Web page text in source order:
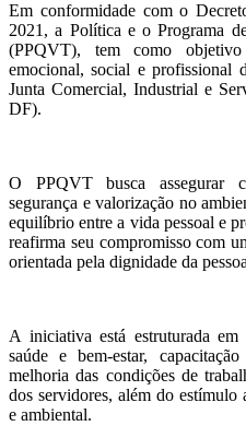
Em conformidade com o
2021, a Política e o Programa
(PPQVT), tem como
emocional, social e profissional
Junta Comercial, Industrial e
DF).
O PPQVT busca assegurar
segurança e valorização no
equilíbrio entre a vida pessoal e
reafirma seu compromisso com
orientada pela dignidade da
A iniciativa está estruturada em
saúde e bem-estar,
melhoria das condições de
dos servidores, além do estímulo
e ambiental.